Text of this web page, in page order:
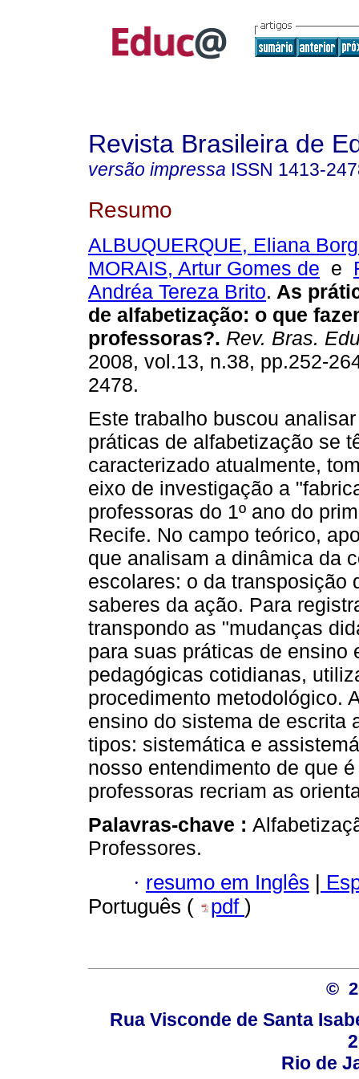
Revista Brasileira de
versão impressa ISSN 1413-
Resumo
ALBUQUERQUE, Eliana
MORAIS, Artur Gomes de e
Andréa Tereza Brito. As
de alfabetização: o que
professoras?. Rev. Bras.
2008, vol.13, n.38, pp.252-
2478.
Este trabalho buscou
práticas de alfabetização se
caracterizado atualmente,
eixo de investigação a
professoras do 1º ano do
Recife. No campo teórico,
que analisam a dinâmica da
escolares: o da transposição
saberes da ação. Para
transpondo as "mudanças
para suas práticas de ensino
pedagógicas cotidianas,
procedimento metodológico.
ensino do sistema de escrita
tipos: sistemática e
nosso entendimento de que
professoras recriam as
Palavras-chave :
Professores.
· resumo em Inglês |
Português (
pdf )
©
Rua Visconde de Santa
Rio de